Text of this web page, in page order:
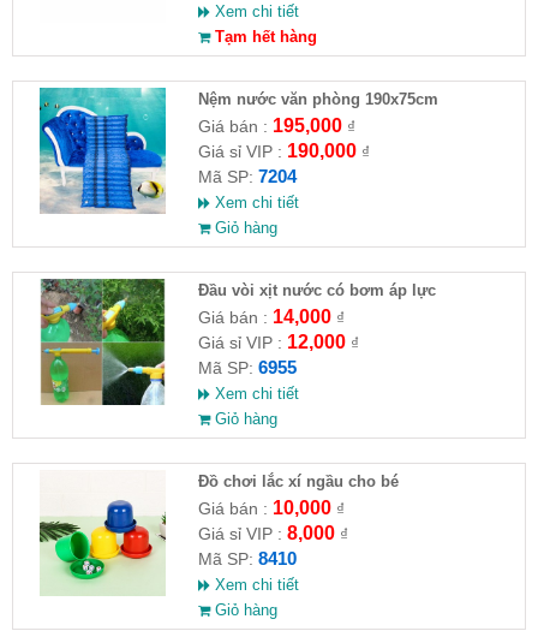
Xem chi tiết
Tạm hết hàng
Nệm nước văn phòng 190x75cm
Giá bán : 195,000₫
Giá sỉ VIP : 190,000₫
Mã SP: 7204
Xem chi tiết
Giỏ hàng
Đầu vòi xịt nước có bơm áp lực
Giá bán : 14,000₫
Giá sỉ VIP : 12,000₫
Mã SP: 6955
Xem chi tiết
Giỏ hàng
Đồ chơi lắc xí ngầu cho bé
Giá bán : 10,000₫
Giá sỉ VIP : 8,000₫
Mã SP: 8410
Xem chi tiết
Giỏ hàng